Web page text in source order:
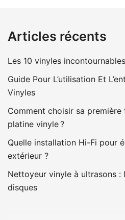
Articles récents
Les 10 vinyles
Guide Pour L’utilisation Et
Vinyles
Comment choisir sa
platine vinyle ?
Quelle installation Hi-Fi pour
extérieur ?
Nettoyeur vinyle à ultrasons
disques